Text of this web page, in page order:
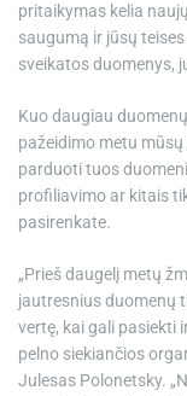
pritaikymas kelia
saugumą ir jūsų
sveikatos duomenys,
Kuo daugiau
pažeidimo metu
parduoti tuos
profiliavimo ar kitais
pasirenkate.
„Prieš daugelį metų
jautresnius duomenų
vertę, kai gali pasiekti
pelno siekiančios
Julesas Polonetsky.